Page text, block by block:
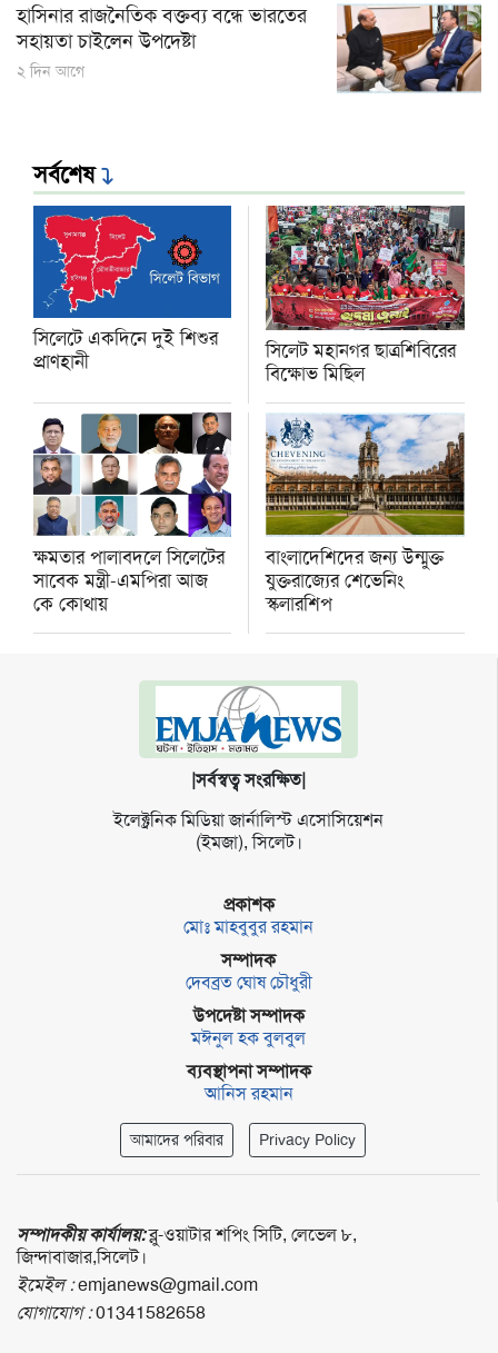
হাসিনার রাজনৈতিক বক্তব্য বন্ধে ভারতের
সহায়তা চাইলেন উপদেষ্টা
২ দিন আগে
সর্বশেষ
সিলেটে একদিনে দুই শিশুর
প্রাণহানী
সিলেট মহানগর ছাত্রশিবিরের
বিক্ষোভ মিছিল
ক্ষমতার পালাবদলে সিলেটের
সাবেক মন্ত্রী-এমপিরা আজ
কে কোথায়
বাংলাদেশিদের জন্য উন্মুক্ত
যুক্তরাজ্যের শেভেনিং
স্কলারশিপ
|সর্বস্বত্ব সংরক্ষিত|
ইলেক্ট্র‌নিক মি‌ডিয়া জার্না‌লিস্ট এসো‌সি‌য়েশন
(ইমজা), সি‌লেট।
প্রকাশক
মোঃ মাহবুবুর রহমান
সম্পাদক
দেবব্রত ঘোষ চৌধুরী
উপদেষ্টা সম্পাদক
মঈনুল হক বুলবুল
ব্যবস্থাপনা সম্পাদক
আনিস রহমান
আমাদের পরিবার Privacy Policy
সম্পাদকীয় কার্যালয়:ব্লু-ওয়াটার শপিং সিটি, লেভেল ৮,
জিন্দাবাজার,সিলেট।
ইমেইল :emjanews@gmail.com
যোগাযোগ :01341582658